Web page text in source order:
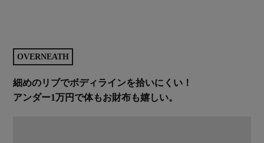
OVERNEATH
細めのリブでボディラインを拾いにくい！
アンダー1万円で体もお財布も嬉しい。